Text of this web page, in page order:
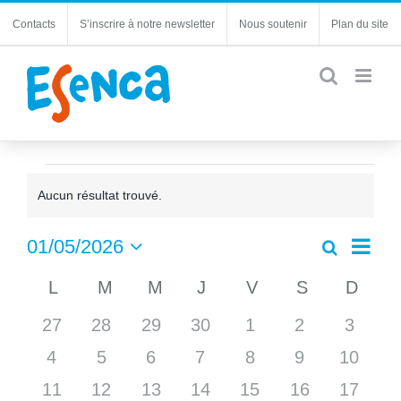
Contacts S’inscrire à notre newsletter Nous soutenir Plan du site
Aucun résultat trouvé.
vues
Recherche
Mois
01/05/2026
une
Calendrier
Évènements
LLUNDI
M MARDI
M MERCREDI
J JEUDI
V VENDREDI
SSAMEDI
D
0
évènements
27
0
évènements
28
0
évènements
29
0
évènements
30
0
évènements
1
0
évènements
2
0
3
0
évènements
4
0
évènements
5
0
évènements
6
0
évènements
7
0
évènements
8
0
évènements
9
0
10
0
11
0
12
0
13
0
14
0
15
0
16
0
17